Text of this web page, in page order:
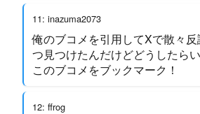
11: inazuma2073
俺のブコメを引用してXで散々
つ見つけたんだけどどうしたら
このブコメをブックマーク！
12: ffrog